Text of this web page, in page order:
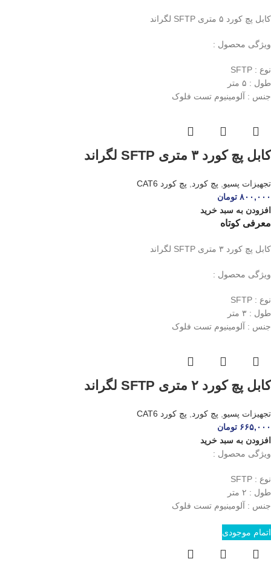
کابل پچ کورد ۵ متری SFTP لگراند
ویژگی محصول :
نوع : SFTP
طول : ۵ متر
جنس : آلومینیوم تست فلوک
کابل پچ کورد ۳ متری SFTP لگراند
تجهیزات پسیو پچ کورد
پچ کورد CAT6
۸۰۰,۰۰۰ تومان
افزودن به سبد خرید
معرفی کوتاه
کابل پچ کورد ۳ متری SFTP لگراند
ویژگی محصول :
نوع : SFTP
طول : ۳ متر
جنس : آلومینیوم تست فلوک
کابل پچ کورد ۲ متری SFTP لگراند
تجهیزات پسیو پچ کورد
پچ کورد CAT6
۶۶۵,۰۰۰ تومان
افزودن به سبد خرید
ویژگی محصول :
نوع : SFTP
طول : ۲ متر
جنس : آلومینیوم تست فلوک
اتمام موجودی